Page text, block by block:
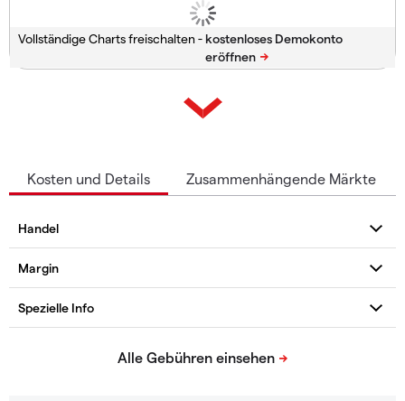
Vollständige Charts freischalten -
Kosten und Details Zusammenhängende Märkte